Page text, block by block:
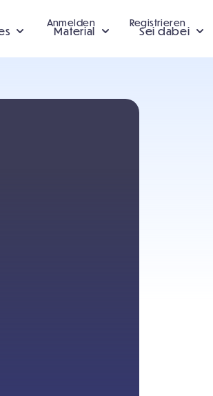
Material Sei dabei
Anmelden Registrieren